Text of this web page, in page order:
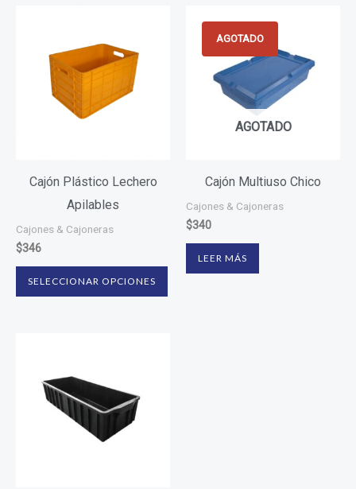
Cajón Plástico Lechero
Apilables
Cajones & Cajoneras
$346
SELECCIONAR OPCIONES
pueden
elegir
la
página
AGOTADO
AGOTADO
Cajón Multiuso Chico
Cajones & Cajoneras
$340
LEER MÁS